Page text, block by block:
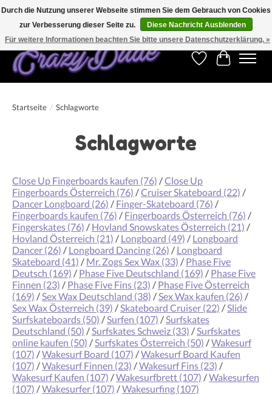
Kostenfreier Versand für Bestellungen ab 250 €. Weltweite Lieferung!
Wunschzettel
Ihr
Startseite / Schlagworte
Schlagworte
Close Up Fingerboards kaufen (76) /Close Up
Fingerboards Österreich (76) /Cruiser Skateboard (22) /
Dancer Longboard (26) / Finger-Skateboard (76) /
Fingerboards kaufen (76) / Fingerboards Österreich (76) /
Fingerskates (76) / Hovland Snowskates Österreich (21) /
Hovland Österreich (21) / Longboard (49) / Longboard
Dancer (26) / Longboard Dancing (26) / Longboard
Skateboard (41) / Mr. Zogs Sex Wax (33) / Phase Five
Deutsch (169) / Phase Five Deutschland (169) / Phase Five
Finnen (23) / Phase Five Fins (23) / Phase Five Österreich
(169) /Sex Wax Deutschland (38) /Sex Wax kaufen (26) /
Sex Wax Österreich (39) /Skateboard Cruiser (22) /Slide
Surfskateboards (50) /Surfen (107) /Surfskates
Deutschland (50) /Surfskates Schweiz (33) /Surfskates
online kaufen (50) /Surfskates Österreich (50) /Wakesurf
(107) /Wakesurf Board (107) /Wakesurf Board Kaufen
(107) /Wakesurf Finnen (23) /Wakesurf Fins (23) /
Wakesurf Kaufen (107) /Wakesurfbrett (107) /Wakesurfen
(107) /Wakesurfer (107) /Wakesurfing (107)
Durch die Nutzung unserer Webseite stimmen Sie dem Gebrauch von Cookies
zur Verbesserung dieser Seite zu.
Diese Nachricht Ausblenden
Für weitere Informationen beachten Sie bitte unsere Datenschutzerklärung. »